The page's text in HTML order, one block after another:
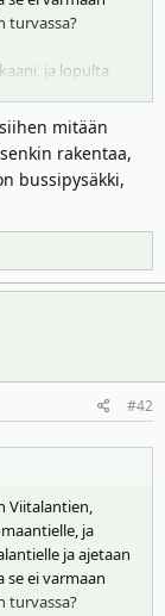
turvassa?
ja lopulta
mitään
rakentaa,
bussipysäkki,
#42
Viitalantien,
ja
ja ajetaan
ei varmaan
turvassa?